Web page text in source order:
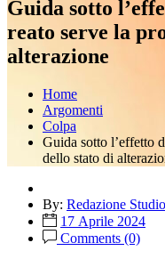
Guida sotto
reato serve la
alterazione
Home
Argomenti
Colpa
Guida sotto l’effetto
dello stato di
By: Redazione
17 Aprile 2024
Comments (0)